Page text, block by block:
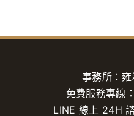
事務所：
免費服務專線：
LINE 線上 24H 諮